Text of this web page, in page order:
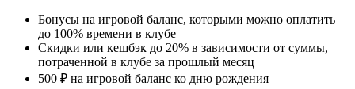
Бонусы на игровой баланс, которыми можно оплатить
до 100% времени в клубе
Скидки или кешбэк до 20% в зависимости от суммы,
потраченной в клубе за прошлый месяц
500 ₽ на игровой баланс ко дню рождения